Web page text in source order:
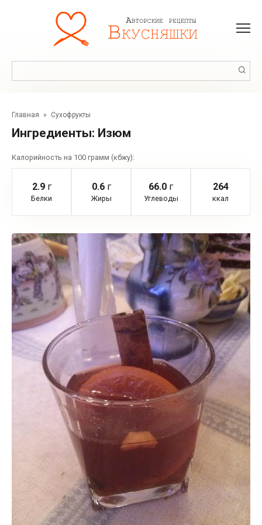
Главная » Сухофрукты
Ингредиенты: Изюм
Калорийность на 100 грамм (кбжу):
2.9г
Белки
0.6г
Жиры
66.0 г
Углеводы
264
ккал